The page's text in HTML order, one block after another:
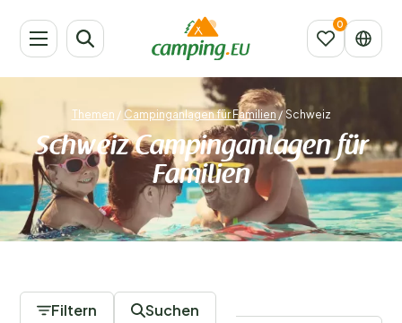
Themen / Campinganlagen für Familien / Schweiz
Schweiz Campinganlagen für
Familien
Filtern Suchen